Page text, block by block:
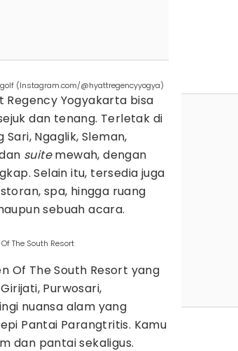
(Instagram.com/@hyattregencyyogya)
Yogyakarta bisa
dan tenang. Terletak di
Ngaglik, Sleman,
suitemewah, dengan
Selain itu, tersedia juga
spa, hingga ruang
sebuah acara.
The South Resort
Of The South Resort yang
Purwosari,
nuansa alam yang
Pantai Parangtritis. Kamu
dan pantai sekaligus.